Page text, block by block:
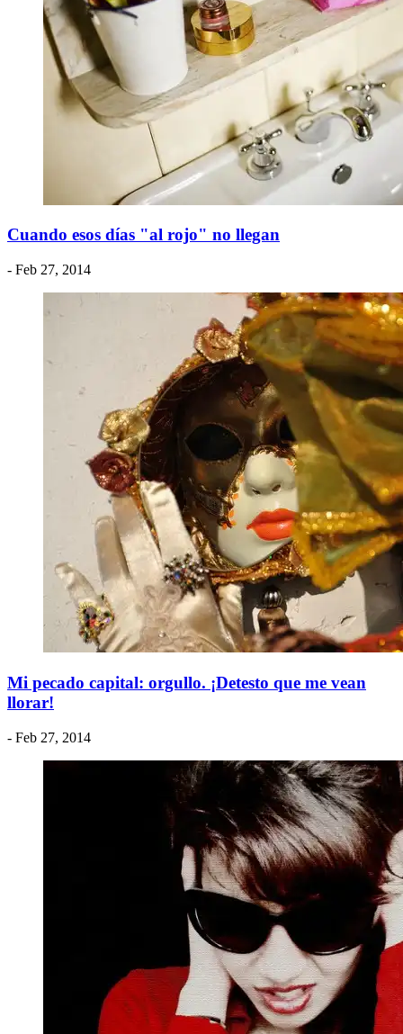
Cuando esos días "al rojo" no llegan
- Feb 27, 2014
Mi pecado capital: orgullo. ¡Detesto que me vean
llorar!
- Feb 27, 2014